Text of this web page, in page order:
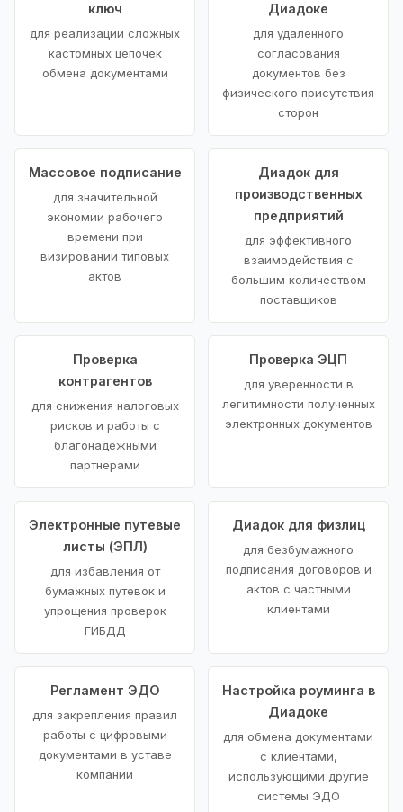
ключ
для реализации сложных
кастомных цепочек
обмена документами
Диадоке
для удаленного
согласования
документов без
физического присутствия
сторон
Массовое подписание
для значительной
экономии рабочего
времени при
визировании типовых
актов
Диадок для
производственных
предприятий
для эффективного
взаимодействия с
большим количеством
поставщиков
Проверка
контрагентов
для снижения налоговых
рисков и работы с
благонадежными
партнерами
Проверка ЭЦП
для уверенности в
легитимности полученных
электронных документов
Электронные путевые
листы (ЭПЛ)
для избавления от
бумажных путевок и
упрощения проверок
ГИБДД
Диадок для физлиц
для безбумажного
подписания договоров и
актов с частными
клиентами
Регламент ЭДО
для закрепления правил
работы с цифровыми
документами в уставе
компании
Настройка роуминга в
Диадоке
для обмена документами
с клиентами,
использующими другие
системы ЭДО